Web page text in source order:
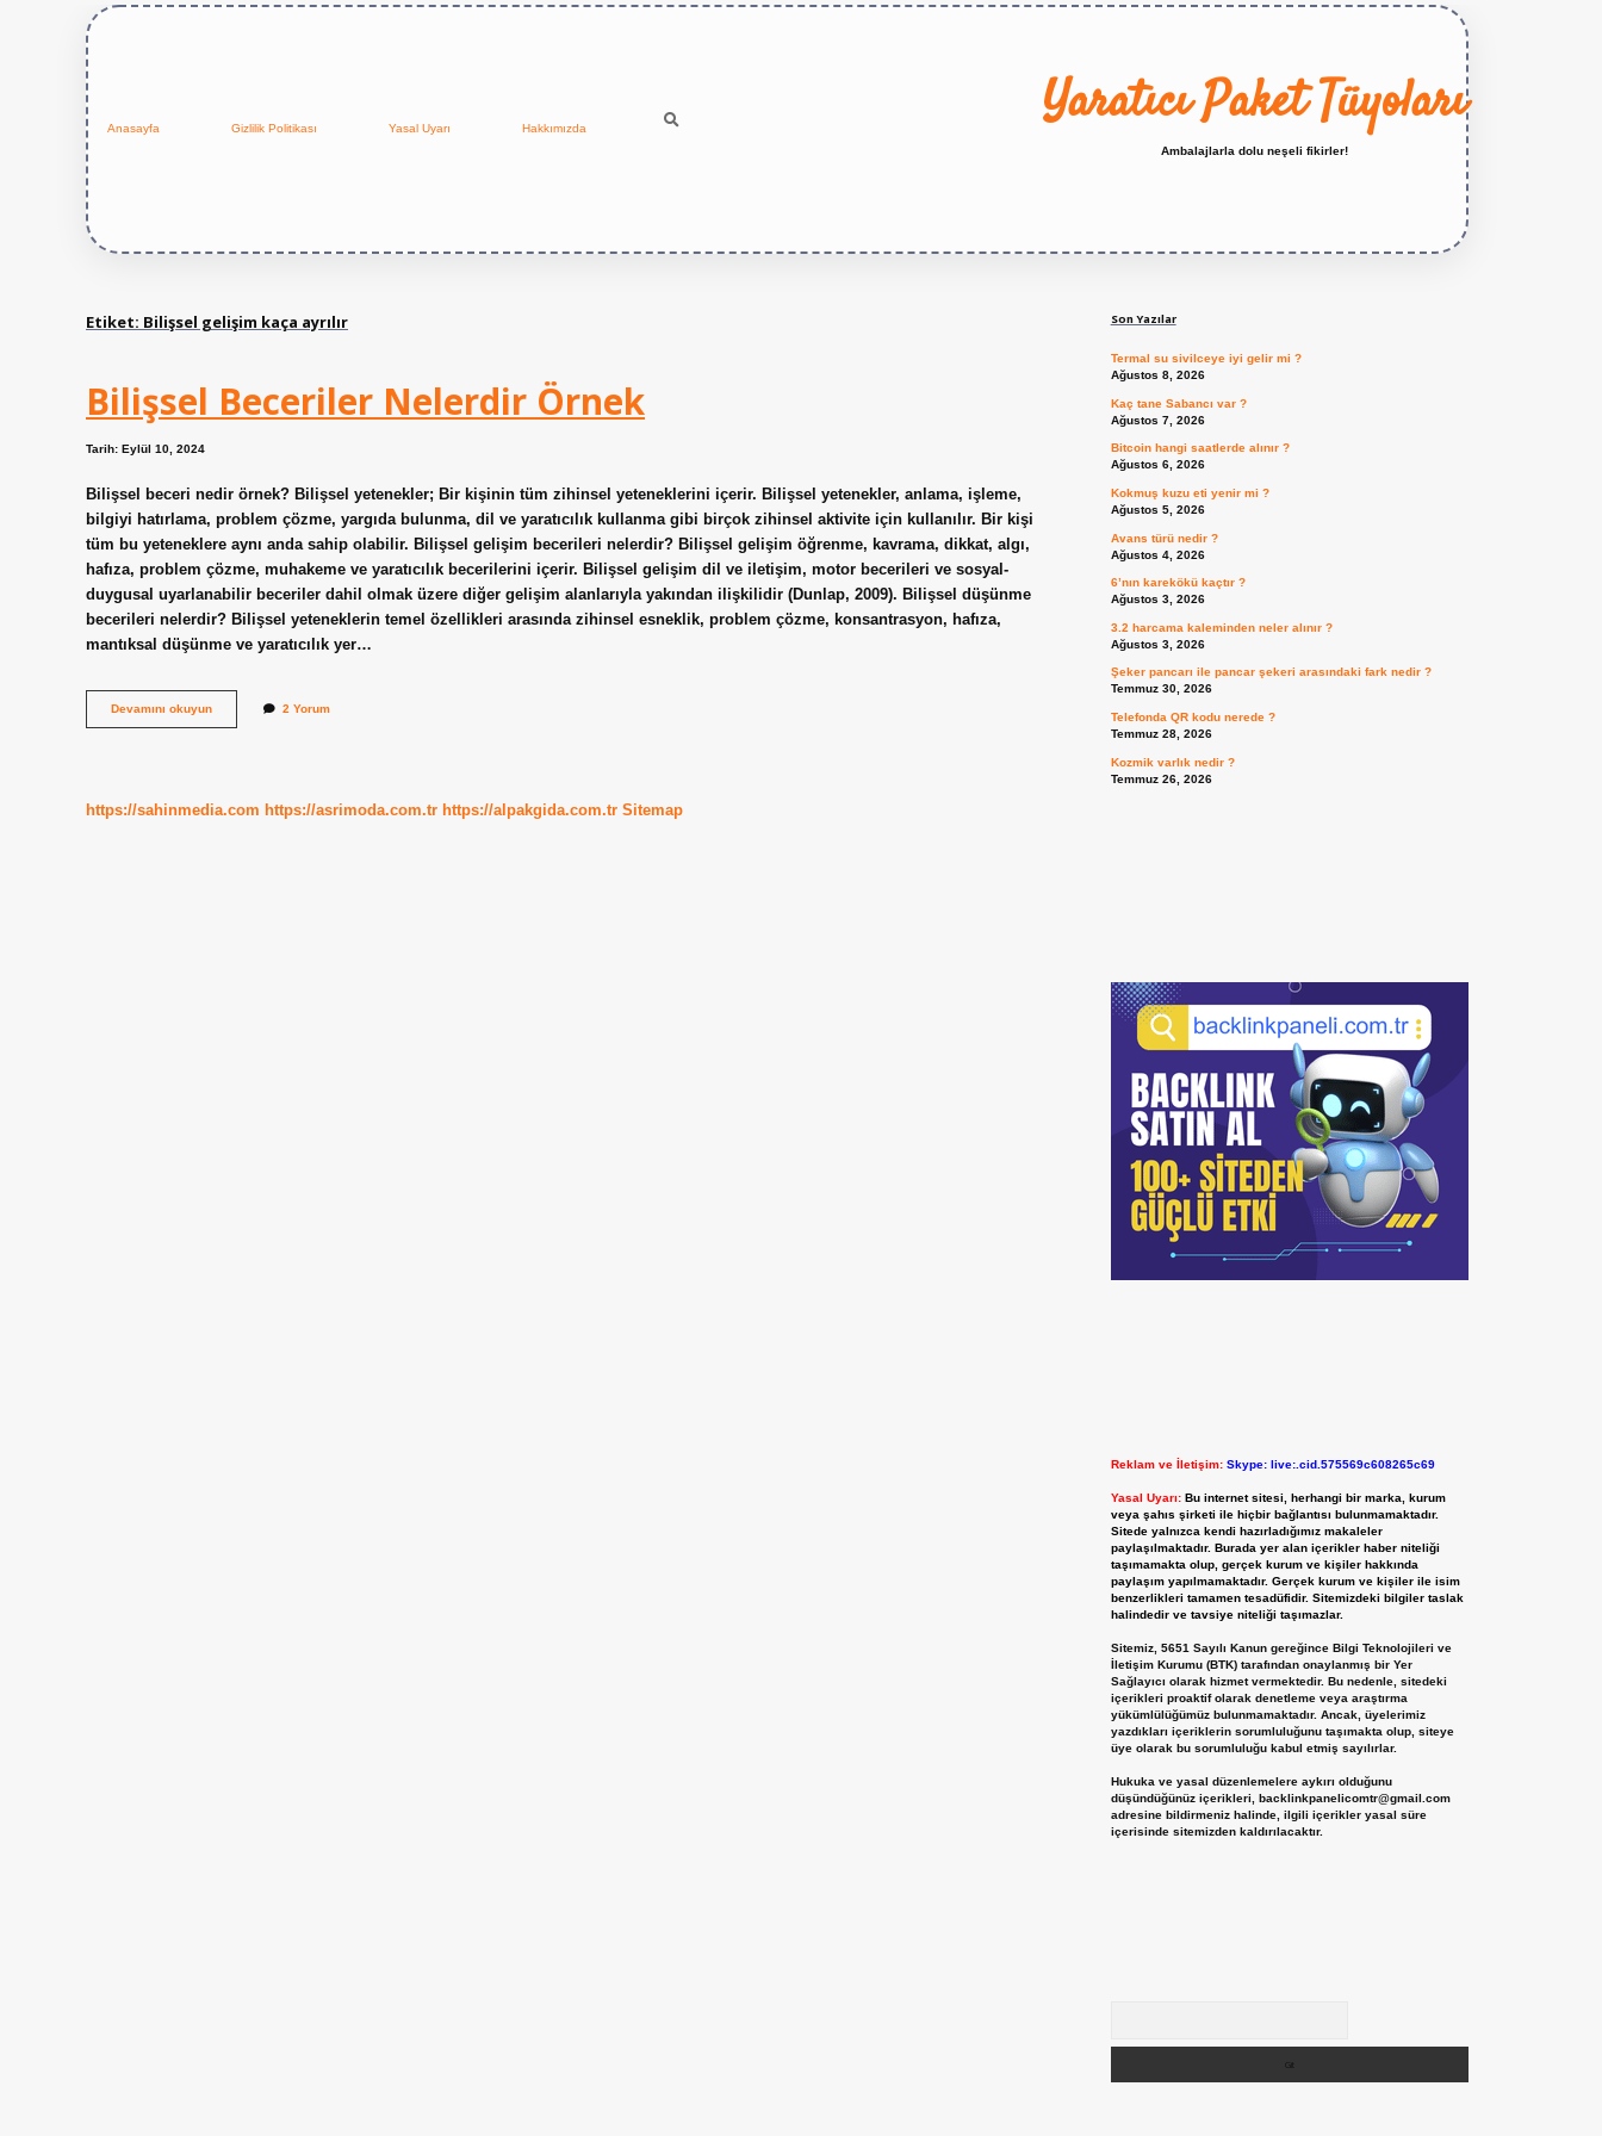
Anasayfa Gizlilik Politikası Yasal Uyarı Hakkımızda Yaratıcı Paket Tüyoları
Ambalajlarla dolu neşeli fikirler!
Etiket: Bilişsel gelişim kaça ayrılır
Bilişsel Beceriler Nelerdir Örnek
Tarih: Eylül 10, 2024
Bilişsel beceri nedir örnek? Bilişsel yetenekler; Bir kişinin tüm zihinsel yeteneklerini içerir. Bilişsel yetenekler, anlama, işleme,
bilgiyi hatırlama, problem çözme, yargıda bulunma, dil ve yaratıcılık kullanma gibi birçok zihinsel aktivite için kullanılır. Bir kişi
tüm bu yeteneklere aynı anda sahip olabilir. Bilişsel gelişim becerileri nelerdir? Bilişsel gelişim öğrenme, kavrama, dikkat, algı,
hafıza, problem çözme, muhakeme ve yaratıcılık becerilerini içerir. Bilişsel gelişim dil ve iletişim, motor becerileri ve sosyal-
duygusal uyarlanabilir beceriler dahil olmak üzere diğer gelişim alanlarıyla yakından ilişkilidir (Dunlap, 2009). Bilişsel düşünme
becerileri nelerdir? Bilişsel yeteneklerin temel özellikleri arasında zihinsel esneklik, problem çözme, konsantrasyon, hafıza,
mantıksal düşünme ve yaratıcılık yer…
Devamını okuyunBilişsel
Beceriler
2 Yorum
https://sahinmedia.com https://asrimoda.com.tr https://alpakgida.com.tr Sitemap
Son Yazılar
Termal su sivilceye iyi gelir mi ?
Ağustos 8, 2026
Kaç tane Sabancı var ?
Ağustos 7, 2026
Bitcoin hangi saatlerde alınır ?
Ağustos 6, 2026
Kokmuş kuzu eti yenir mi ?
Ağustos 5, 2026
Avans türü nedir ?
Ağustos 4, 2026
6’nın karekökü kaçtır ?
Ağustos 3, 2026
3.2 harcama kaleminden neler alınır ?
Ağustos 3, 2026
Şeker pancarı ile pancar şekeri arasındaki fark nedir ?
Temmuz 30, 2026
Telefonda QR kodu nerede ?
Temmuz 28, 2026
Kozmik varlık nedir ?
Temmuz 26, 2026
Reklam ve İletişim: Skype: live:.cid.575569c608265c69
Yasal Uyarı: Bu internet sitesi, herhangi bir marka, kurum
veya şahıs şirketi ile hiçbir bağlantısı bulunmamaktadır.
Sitede yalnızca kendi hazırladığımız makaleler
paylaşılmaktadır. Burada yer alan içerikler haber niteliği
taşımamakta olup, gerçek kurum ve kişiler hakkında
paylaşım yapılmamaktadır. Gerçek kurum ve kişiler ile isim
benzerlikleri tamamen tesadüfidir. Sitemizdeki bilgiler taslak
halindedir ve tavsiye niteliği taşımazlar.
Sitemiz, 5651 Sayılı Kanun gereğince Bilgi Teknolojileri ve
İletişim Kurumu (BTK) tarafından onaylanmış bir Yer
Sağlayıcı olarak hizmet vermektedir. Bu nedenle, sitedeki
içerikleri proaktif olarak denetleme veya araştırma
yükümlülüğümüz bulunmamaktadır. Ancak, üyelerimiz
yazdıkları içeriklerin sorumluluğunu taşımakta olup, siteye
üye olarak bu sorumluluğu kabul etmiş sayılırlar.
Hukuka ve yasal düzenlemelere aykırı olduğunu
düşündüğünüz içerikleri, backlinkpanelicomtr@gmail.com
adresine bildirmeniz halinde, ilgili içerikler yasal süre
içerisinde sitemizden kaldırılacaktır.